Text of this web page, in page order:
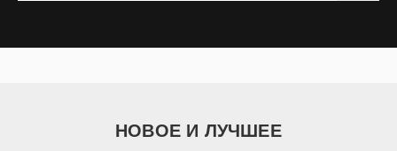
НОВОЕ И ЛУЧШЕЕ